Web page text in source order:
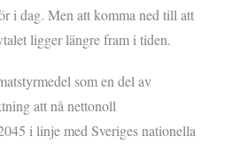
i dag. Men att komma ned till att
ligger längre fram i tiden.
som en del av
att nå nettonoll
i linje med Sveriges nationella